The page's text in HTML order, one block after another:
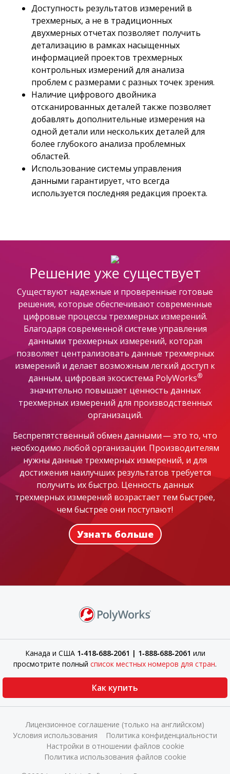
Доступность результатов измерений в
трехмерных, а не в традиционных
двухмерных отчетах позволяет получить
детализацию в рамках насыщенных
информацией проектов трехмерных
контрольных измерений для анализа
проблем с размерами с разных точек зрения.
Наличие цифрового двойника
отсканированных деталей также позволяет
добавлять дополнительные измерения на
одной детали или нескольких деталей для
более глубокого анализа проблемных
областей.
Использование системы управления
данными гарантирует, что всегда
используется последняя редакция проекта.
Решение уже существует
Существуют надежные и проверенные готовые
решения, которые обеспечивают современные
цифровые процессы трехмерных измерений.
Благодаря современной системе управления
данными трехмерных измерений, которая
позволяет централизовать данные трехмерных
измерений и делает возможным легкий доступ к
данным, цифровая экосистема PolyWorks®
значительно повышает ценность данных
трехмерных измерений для производственных
организаций.
Беспрепятственный обмен данными — это то, что
необходимо любой организации. Производителям
нужны данные трехмерных измерений, и для
достижения наилучших результатов требуется
получить их быстро. Ценность данных
трехмерных измерений возрастает тем быстрее,
чем быстрее они поступают!
Узнать больше
Канада и США 1‑418‑688‑2061 | 1‑888‑688‑2061 или
просмотрите полный список местных номеров для стран.
Как купить
Лицензионное соглашение (только на английском)
Условия использования
Политика конфиденциальности
Настройки в отношении файлов cookie
Политика использования файлов cookie